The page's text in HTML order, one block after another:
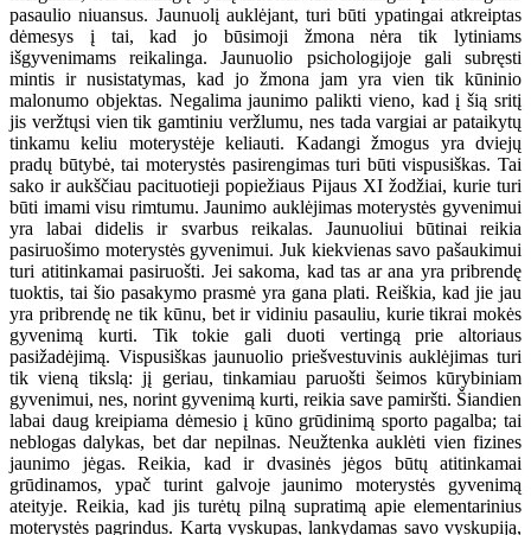
pasaulio niuansus. Jaunuolį auklėjant, turi būti ypatingai atkreiptas
dėmesys į tai, kad jo būsimoji žmona nėra tik lytiniams
išgyvenimams reikalinga. Jaunuolio psichologijoje gali subręsti
mintis ir nusistatymas, kad jo žmona jam yra vien tik kūninio
malonumo objektas. Negalima jaunimo palikti vieno, kad į šią sritį
jis veržtųsi vien tik gamtiniu veržlumu, nes tada vargiai ar pataikytų
tinkamu keliu moterystėje keliauti. Kadangi žmogus yra dviejų
pradų būtybė, tai moterystės pasirengimas turi būti vispusiškas. Tai
sako ir aukščiau pacituotieji popiežiaus Pijaus XI žodžiai, kurie turi
būti imami visu rimtumu. Jaunimo auklėjimas moterystės gyvenimui
yra labai didelis ir svarbus reikalas. Jaunuoliui būtinai reikia
pasiruošimo moterystės gyvenimui. Juk kiekvienas savo pašaukimui
turi atitinkamai pasiruošti. Jei sakoma, kad tas ar ana yra pribrendę
tuoktis, tai šio pasakymo prasmė yra gana plati. Reiškia, kad jie jau
yra pribrendę ne tik kūnu, bet ir vidiniu pasauliu, kurie tikrai mokės
gyvenimą kurti. Tik tokie gali duoti vertingą prie altoriaus
pasižadėjimą. Vispusiškas jaunuolio priešvestuvinis auklėjimas turi
tik vieną tikslą: jį geriau, tinkamiau paruošti šeimos kūrybiniam
gyvenimui, nes, norint gyvenimą kurti, reikia save pamiršti. Šiandien
labai daug kreipiama dėmesio į kūno grūdinimą sporto pagalba; tai
neblogas dalykas, bet dar nepilnas. Neužtenka auklėti vien fizines
jaunimo jėgas. Reikia, kad ir dvasinės jėgos būtų atitinkamai
grūdinamos, ypač turint galvoje jaunimo moterystės gyvenimą
ateityje. Reikia, kad jis turėtų pilną supratimą apie elementarinius
moterystės pagrindus. Kartą vyskupas, lankydamas savo vyskupiją,